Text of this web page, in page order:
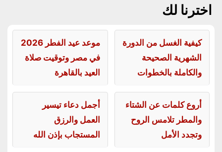
اخترنا لك
كيفية الغسل من الدورة
الشهرية الصحيحة
والكاملة بالخطوات
موعد عيد الفطر 2026
في مصر وتوقيت صلاة
العيد بالقاهرة
أروع كلمات عن الشتاء
والمطر تلامس الروح
وتجدد الأمل
أجمل دعاء تيسير
العمل والرزق
المستجاب بإذن الله